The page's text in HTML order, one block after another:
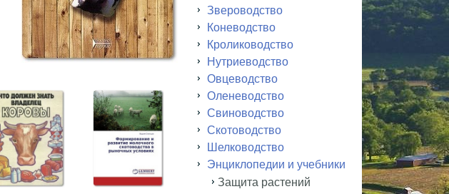
Звероводство
Коневодство
Кролиководство
Нутриеводство
Овцеводство
Оленеводство
Свиноводство
Скотоводство
Шелководство
Энциклопедии и учебники
Защита растений